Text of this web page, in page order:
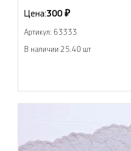
Цена:300 ₽
Артикул: 63333
В наличии 25.40 шт